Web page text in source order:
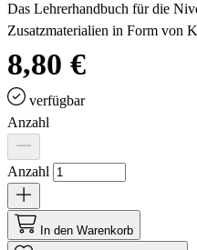
Das Lehrerhandbuch für die
Zusatzmaterialien in Form von
8,80 €
verfügbar
Anzahl
Anzahl
In den Warenkorb